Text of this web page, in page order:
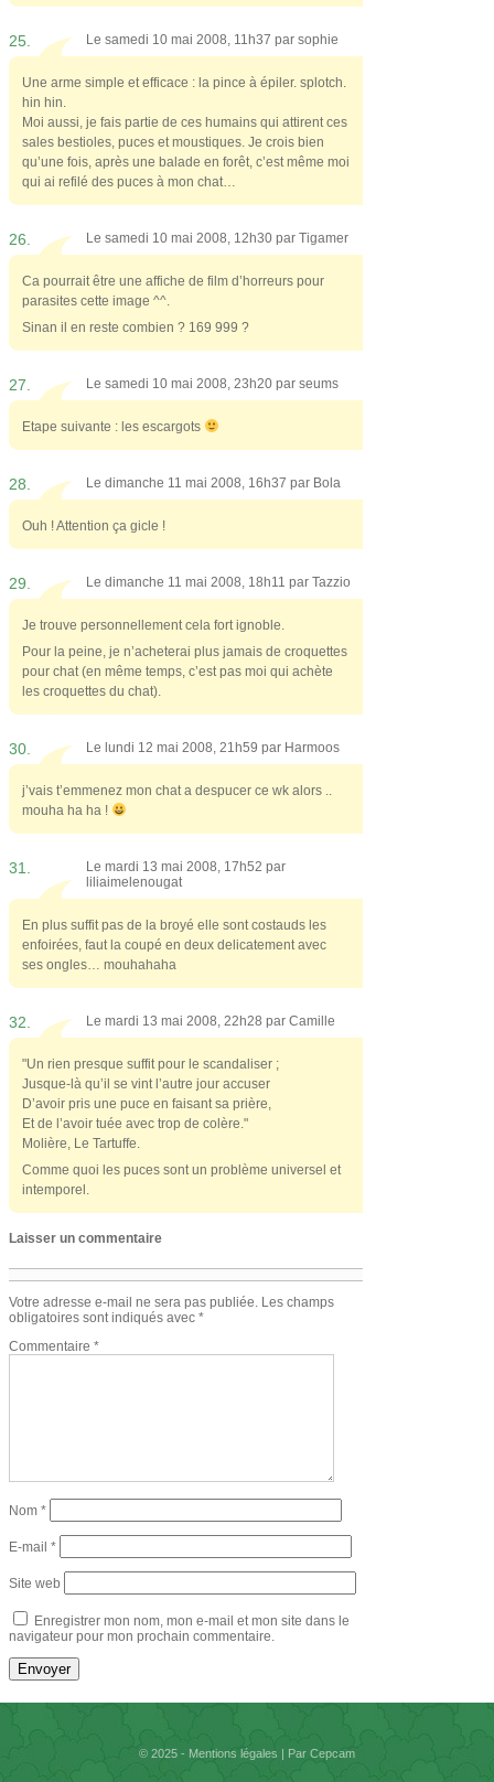
25. Le samedi 10 mai 2008, 11h37 par sophie
Une arme simple et efficace : la pince à épiler. splotch.
hin hin.
Moi aussi, je fais partie de ces humains qui attirent ces
sales bestioles, puces et moustiques. Je crois bien
qu’une fois, après une balade en forêt, c’est même moi
qui ai refilé des puces à mon chat…
26. Le samedi 10 mai 2008, 12h30 par Tigamer
Ca pourrait être une affiche de film d’horreurs pour
parasites cette image ^^.
Sinan il en reste combien ? 169 999 ?
27. Le samedi 10 mai 2008, 23h20 par seums
Etape suivante : les escargots
28. Le dimanche 11 mai 2008, 16h37 par Bola
Ouh ! Attention ça gicle !
29. Le dimanche 11 mai 2008, 18h11 par Tazzio
Je trouve personnellement cela fort ignoble.
Pour la peine, je n’acheterai plus jamais de croquettes
pour chat (en même temps, c’est pas moi qui achète
les croquettes du chat).
30. Le lundi 12 mai 2008, 21h59 par Harmoos
j’vais t’emmenez mon chat a despucer ce wk alors ..
mouha ha ha !
31.
Le mardi 13 mai 2008, 17h52 par
liliaimelenougat
En plus suffit pas de la broyé elle sont costauds les
enfoirées, faut la coupé en deux delicatement avec
ses ongles… mouhahaha
32. Le mardi 13 mai 2008, 22h28 par Camille
"Un rien presque suffit pour le scandaliser ;
Jusque-là qu’il se vint l’autre jour accuser
D’avoir pris une puce en faisant sa prière,
Et de l’avoir tuée avec trop de colère."
Molière, Le Tartuffe.
Comme quoi les puces sont un problème universel et
intemporel.
Laisser un commentaire
Votre adresse e-mail ne sera pas publiée. Les champs
obligatoires sont indiqués avec *
Commentaire *
Nom *
E-mail *
Site web
Enregistrer mon nom, mon e-mail et mon site dans le
navigateur pour mon prochain commentaire.
© 2025 - Mentions légales | Par Cepcam